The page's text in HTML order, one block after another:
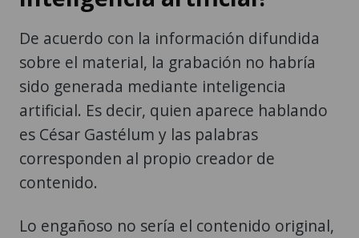
De acuerdo con la información difundida
sobre el material, la grabación no habría
sido generada mediante inteligencia
artificial. Es decir, quien aparece hablando
es César Gastélum y las palabras
corresponden al propio creador de
contenido.
Lo engañoso no sería el contenido original,